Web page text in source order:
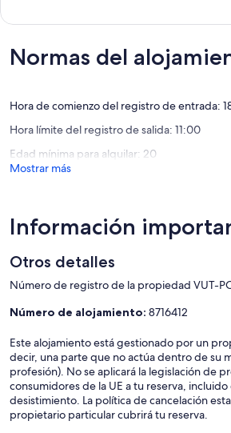
de
Vigo.
Excepcional,
Normas del
Hora de comienzo del registro de entrada:
Hora límite del registro de salida: 11:00
Edad mínima para alquilar: 20
Mostrar más
Información
Otros detalles
Número de registro de la propiedad VUT-
Número de alojamiento: 8716412
Este alojamiento está gestionado por un
decir, una parte que no actúa dentro de su
profesión). No se aplicará la legislación de
consumidores de la UE a tu reserva,
desistimiento. La política de cancelación
propietario particular cubrirá tu reserva.